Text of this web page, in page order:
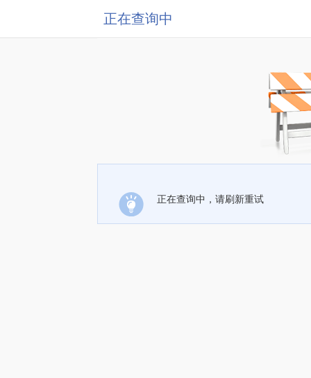
正在查询中
正在查询中，请刷新重试